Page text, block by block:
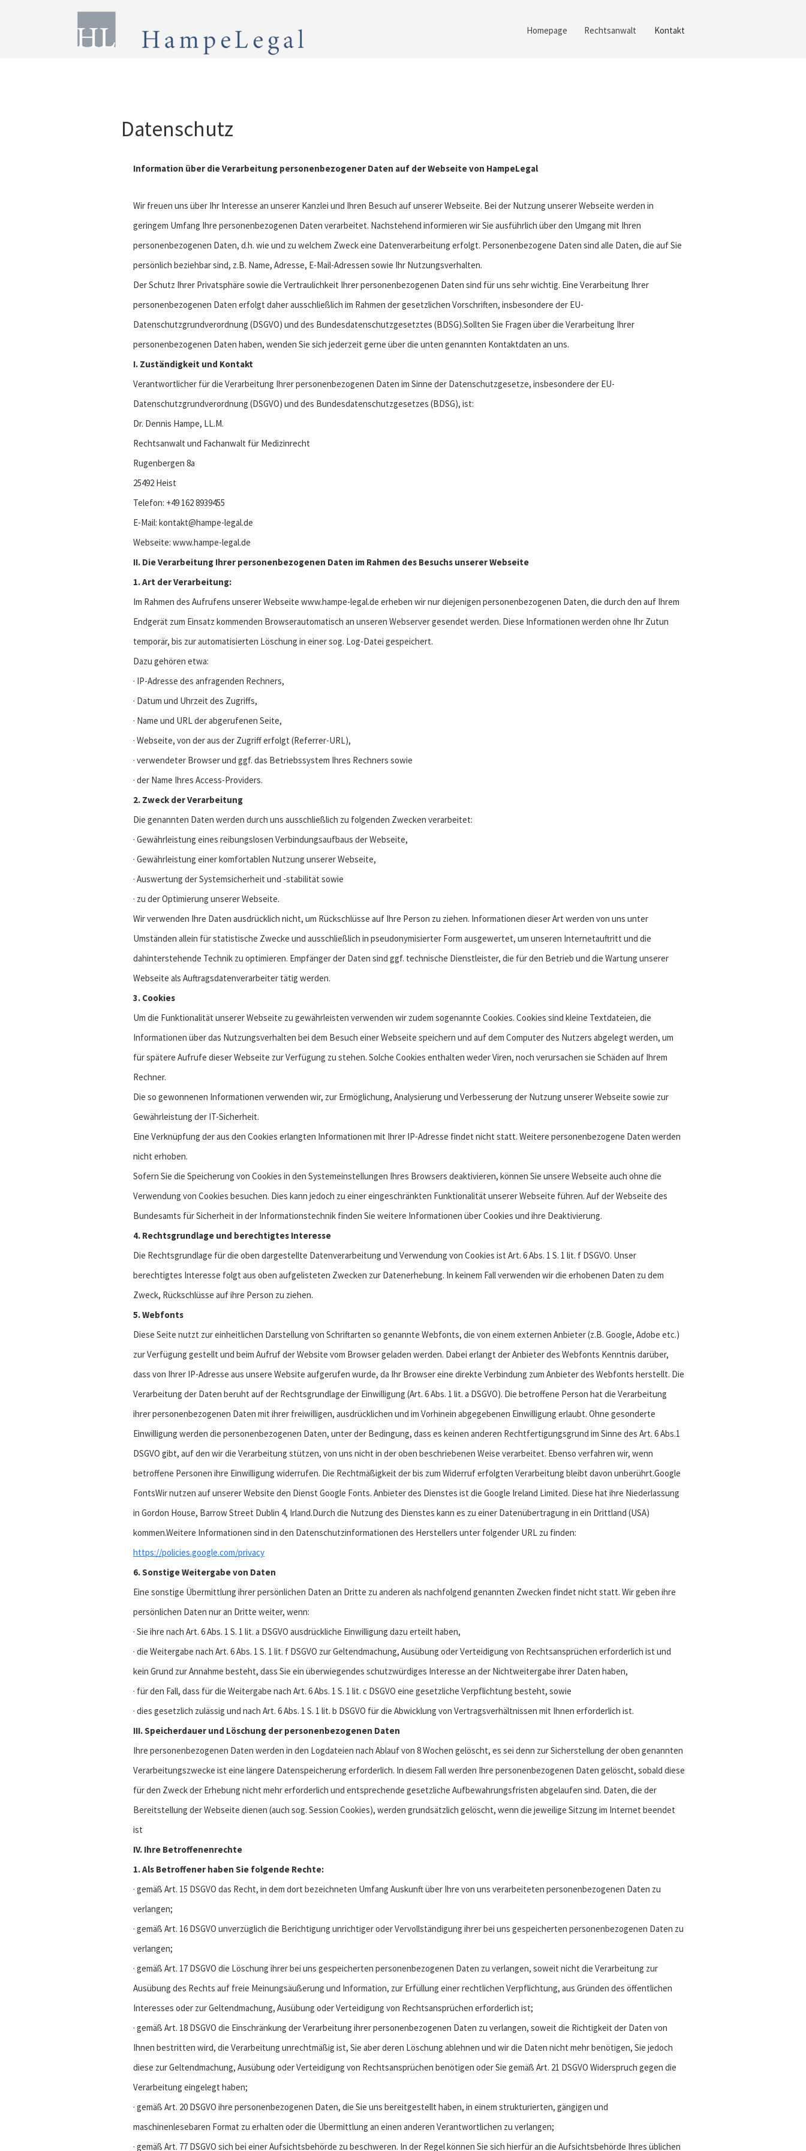
Homepage Rechtsanwalt Kontakt
Datenschutz
Information über die Verarbeitung personenbezogener Daten auf der Webseite von HampeLegal
Wir freuen uns über Ihr Interesse an unserer Kanzlei und Ihren Besuch auf unserer Webseite. Bei der Nutzung unserer Webseite werden in
geringem Umfang Ihre personenbezogenen Daten verarbeitet. Nachstehend informieren wir Sie ausführlich über den Umgang mit Ihren
personenbezogenen Daten, d.h. wie und zu welchem Zweck eine Datenverarbeitung erfolgt. Personenbezogene Daten sind alle Daten, die auf Sie
persönlich beziehbar sind, z.B. Name, Adresse, E-Mail-Adressen sowie Ihr Nutzungsverhalten.
Der Schutz Ihrer Privatsphäre sowie die Vertraulichkeit Ihrer personenbezogenen Daten sind für uns sehr wichtig. Eine Verarbeitung Ihrer
personenbezogenen Daten erfolgt daher ausschließlich im Rahmen der gesetzlichen Vorschriften, insbesondere der EU-
Datenschutzgrundverordnung (DSGVO) und des Bundesdatenschutzgesetztes (BDSG).Sollten Sie Fragen über die Verarbeitung Ihrer
personenbezogenen Daten haben, wenden Sie sich jederzeit gerne über die unten genannten Kontaktdaten an uns.
I. Zuständigkeit und Kontakt
Verantwortlicher für die Verarbeitung Ihrer personenbezogenen Daten im Sinne der Datenschutzgesetze, insbesondere der EU-
Datenschutzgrundverordnung (DSGVO) und des Bundesdatenschutzgesetzes (BDSG), ist:
Dr. Dennis Hampe, LL.M.
Rechtsanwalt und Fachanwalt für Medizinrecht
Rugenbergen 8a
25492 Heist
Telefon: +49 162 8939455
E-Mail: kontakt@hampe-legal.de
Webseite: www.hampe-legal.de
II. Die Verarbeitung Ihrer personenbezogenen Daten im Rahmen des Besuchs unserer Webseite
1. Art der Verarbeitung:
Im Rahmen des Aufrufens unserer Webseite www.hampe-legal.de erheben wir nur diejenigen personenbezogenen Daten, die durch den auf Ihrem
Endgerät zum Einsatz kommenden Browserautomatisch an unseren Webserver gesendet werden. Diese Informationen werden ohne Ihr Zutun
temporär, bis zur automatisierten Löschung in einer sog. Log-Datei gespeichert.
Dazu gehören etwa:
· IP-Adresse des anfragenden Rechners,
· Datum und Uhrzeit des Zugriffs,
· Name und URL der abgerufenen Seite,
· Webseite, von der aus der Zugriff erfolgt (Referrer-URL),
· verwendeter Browser und ggf. das Betriebssystem Ihres Rechners sowie
· der Name Ihres Access-Providers.
2. Zweck der Verarbeitung
Die genannten Daten werden durch uns ausschließlich zu folgenden Zwecken verarbeitet:
· Gewährleistung eines reibungslosen Verbindungsaufbaus der Webseite,
· Gewährleistung einer komfortablen Nutzung unserer Webseite,
· Auswertung der Systemsicherheit und -stabilität sowie
· zu der Optimierung unserer Webseite.
Wir verwenden Ihre Daten ausdrücklich nicht, um Rückschlüsse auf Ihre Person zu ziehen. Informationen dieser Art werden von uns unter
Umständen allein für statistische Zwecke und ausschließlich in pseudonymisierter Form ausgewertet, um unseren Internetauftritt und die
dahinterstehende Technik zu optimieren. Empfänger der Daten sind ggf. technische Dienstleister, die für den Betrieb und die Wartung unserer
Webseite als Auftragsdatenverarbeiter tätig werden.
3. Cookies
Um die Funktionalität unserer Webseite zu gewährleisten verwenden wir zudem sogenannte Cookies. Cookies sind kleine Textdateien, die
Informationen über das Nutzungsverhalten bei dem Besuch einer Webseite speichern und auf dem Computer des Nutzers abgelegt werden, um
für spätere Aufrufe dieser Webseite zur Verfügung zu stehen. Solche Cookies enthalten weder Viren, noch verursachen sie Schäden auf Ihrem
Rechner.
Die so gewonnenen Informationen verwenden wir, zur Ermöglichung, Analysierung und Verbesserung der Nutzung unserer Webseite sowie zur
Gewährleistung der IT-Sicherheit.
Eine Verknüpfung der aus den Cookies erlangten Informationen mit Ihrer IP-Adresse findet nicht statt. Weitere personenbezogene Daten werden
nicht erhoben.
Sofern Sie die Speicherung von Cookies in den Systemeinstellungen Ihres Browsers deaktivieren, können Sie unsere Webseite auch ohne die
Verwendung von Cookies besuchen. Dies kann jedoch zu einer eingeschränkten Funktionalität unserer Webseite führen. Auf der Webseite des
Bundesamts für Sicherheit in der Informationstechnik finden Sie weitere Informationen über Cookies und ihre Deaktivierung.
4. Rechtsgrundlage und berechtigtes Interesse
Die Rechtsgrundlage für die oben dargestellte Datenverarbeitung und Verwendung von Cookies ist Art. 6 Abs. 1 S. 1 lit. f DSGVO. Unser
berechtigtes Interesse folgt aus oben aufgelisteten Zwecken zur Datenerhebung. In keinem Fall verwenden wir die erhobenen Daten zu dem
Zweck, Rückschlüsse auf ihre Person zu ziehen.
5. Webfonts
Diese Seite nutzt zur einheitlichen Darstellung von Schriftarten so genannte Webfonts, die von einem externen Anbieter (z.B. Google, Adobe etc.)
zur Verfügung gestellt und beim Aufruf der Website vom Browser geladen werden. Dabei erlangt der Anbieter des Webfonts Kenntnis darüber,
dass von Ihrer IP-Adresse aus unsere Website aufgerufen wurde, da Ihr Browser eine direkte Verbindung zum Anbieter des Webfonts herstellt. Die
Verarbeitung der Daten beruht auf der Rechtsgrundlage der Einwilligung (Art. 6 Abs. 1 lit. a DSGVO). Die betroffene Person hat die Verarbeitung
ihrer personenbezogenen Daten mit ihrer freiwilligen, ausdrücklichen und im Vorhinein abgegebenen Einwilligung erlaubt. Ohne gesonderte
Einwilligung werden die personenbezogenen Daten, unter der Bedingung, dass es keinen anderen Rechtfertigungsgrund im Sinne des Art. 6 Abs.1
DSGVO gibt, auf den wir die Verarbeitung stützen, von uns nicht in der oben beschriebenen Weise verarbeitet. Ebenso verfahren wir, wenn
betroffene Personen ihre Einwilligung widerrufen. Die Rechtmäßigkeit der bis zum Widerruf erfolgten Verarbeitung bleibt davon unberührt.Google
FontsWir nutzen auf unserer Website den Dienst Google Fonts. Anbieter des Dienstes ist die Google Ireland Limited. Diese hat ihre Niederlassung
in Gordon House, Barrow Street Dublin 4, Irland.Durch die Nutzung des Dienstes kann es zu einer Datenübertragung in ein Drittland (USA)
kommen.Weitere Informationen sind in den Datenschutzinformationen des Herstellers unter folgender URL zu finden:
https://policies.google.com/privacy
6. Sonstige Weitergabe von Daten
Eine sonstige Übermittlung ihrer persönlichen Daten an Dritte zu anderen als nachfolgend genannten Zwecken findet nicht statt. Wir geben ihre
persönlichen Daten nur an Dritte weiter, wenn:
· Sie ihre nach Art. 6 Abs. 1 S. 1 lit. a DSGVO ausdrückliche Einwilligung dazu erteilt haben,
· die Weitergabe nach Art. 6 Abs. 1 S. 1 lit. f DSGVO zur Geltendmachung, Ausübung oder Verteidigung von Rechtsansprüchen erforderlich ist und
kein Grund zur Annahme besteht, dass Sie ein überwiegendes schutzwürdiges Interesse an der Nichtweitergabe ihrer Daten haben,
· für den Fall, dass für die Weitergabe nach Art. 6 Abs. 1 S. 1 lit. c DSGVO eine gesetzliche Verpflichtung besteht, sowie
· dies gesetzlich zulässig und nach Art. 6 Abs. 1 S. 1 lit. b DSGVO für die Abwicklung von Vertragsverhältnissen mit Ihnen erforderlich ist.
III. Speicherdauer und Löschung der personenbezogenen Daten
Ihre personenbezogenen Daten werden in den Logdateien nach Ablauf von 8 Wochen gelöscht, es sei denn zur Sicherstellung der oben genannten
Verarbeitungszwecke ist eine längere Datenspeicherung erforderlich. In diesem Fall werden Ihre personenbezogenen Daten gelöscht, sobald diese
für den Zweck der Erhebung nicht mehr erforderlich und entsprechende gesetzliche Aufbewahrungsfristen abgelaufen sind. Daten, die der
Bereitstellung der Webseite dienen (auch sog. Session Cookies), werden grundsätzlich gelöscht, wenn die jeweilige Sitzung im Internet beendet
ist
IV. Ihre Betroffenenrechte
1. Als Betroffener haben Sie folgende Rechte:
· gemäß Art. 15 DSGVO das Recht, in dem dort bezeichneten Umfang Auskunft über Ihre von uns verarbeiteten personenbezogenen Daten zu
verlangen;
· gemäß Art. 16 DSGVO unverzüglich die Berichtigung unrichtiger oder Vervollständigung ihrer bei uns gespeicherten personenbezogenen Daten zu
verlangen;
· gemäß Art. 17 DSGVO die Löschung ihrer bei uns gespeicherten personenbezogenen Daten zu verlangen, soweit nicht die Verarbeitung zur
Ausübung des Rechts auf freie Meinungsäußerung und Information, zur Erfüllung einer rechtlichen Verpflichtung, aus Gründen des öffentlichen
Interesses oder zur Geltendmachung, Ausübung oder Verteidigung von Rechtsansprüchen erforderlich ist;
· gemäß Art. 18 DSGVO die Einschränkung der Verarbeitung ihrer personenbezogenen Daten zu verlangen, soweit die Richtigkeit der Daten von
Ihnen bestritten wird, die Verarbeitung unrechtmäßig ist, Sie aber deren Löschung ablehnen und wir die Daten nicht mehr benötigen, Sie jedoch
diese zur Geltendmachung, Ausübung oder Verteidigung von Rechtsansprüchen benötigen oder Sie gemäß Art. 21 DSGVO Widerspruch gegen die
Verarbeitung eingelegt haben;
· gemäß Art. 20 DSGVO ihre personenbezogenen Daten, die Sie uns bereitgestellt haben, in einem strukturierten, gängigen und
maschinenlesebaren Format zu erhalten oder die Übermittlung an einen anderen Verantwortlichen zu verlangen;
· gemäß Art. 77 DSGVO sich bei einer Aufsichtsbehörde zu beschweren. In der Regel können Sie sich hierfür an die Aufsichtsbehörde Ihres üblichen